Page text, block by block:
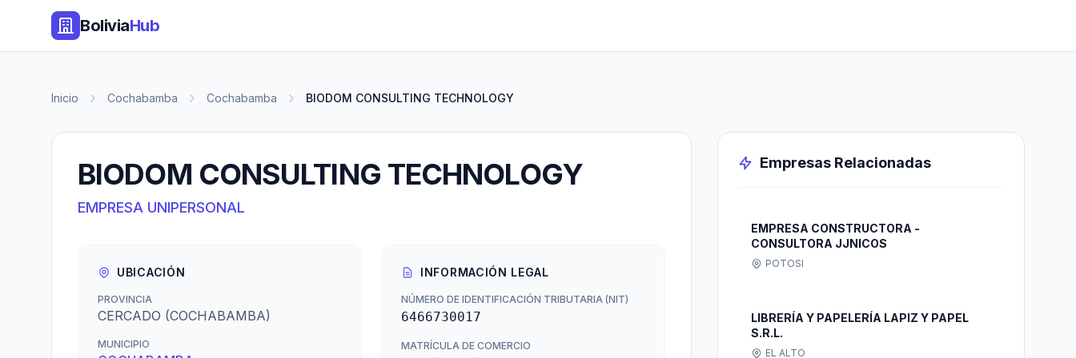
BoliviaHub
Inicio Cochabamba Cochabamba BIODOM CONSULTING TECHNOLOGY
BIODOM CONSULTING TECHNOLOGY
EMPRESA UNIPERSONAL
UBICACIÓN
PROVINCIA
CERCADO (COCHABAMBA)
MUNICIPIO
INFORMACIÓN LEGAL
NÚMERO DE IDENTIFICACIÓN TRIBUTARIA (NIT)
6466730017
MATRÍCULA DE COMERCIO
Empresas Relacionadas
EMPRESA CONSTRUCTORA -
CONSULTORA JJNICOS
POTOSI
LIBRERÍA Y PAPELERÍA LAPIZ Y PAPEL
S.R.L.
EL ALTO